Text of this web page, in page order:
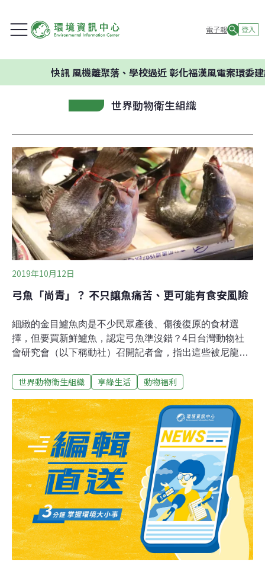
電子報 登入
風機離聚落、學校過近 彰化福漢風電案環委建議不應開
世界動物衛生組織
2019年10月12日
弓魚「尚青」？ 不只讓魚痛苦、更可能有食安風險
細緻的金目鱸魚肉是不少民眾產後、傷後復原的食材選
擇，但要買新鮮鱸魚，認定弓魚準沒錯？4日台灣動物社
會研究會（以下稱動社）召開記者會，指出這些被尼龍繩
食安的風險，因此呼籲消費者改變觀念勿買弓魚，也要求
及動物福利的規範。漁業署回應，近期就會邀請相關團體
開會討論，逐步淘汰不符合觀感的水產處理方式。一條尼
龍繩穿過魚唇部將金目鱸魚向後拉至尾部，繞過尾鰭綁
起，俗稱「弓魚」的展售方式在不少傳統市場很常見，根
據動社調查，這種被綁起的鱸魚，因為被強迫打開鰓蓋呼
吸，雖然可延長金目鱸魚的存活期，但在不符合魚體的彎
曲形態下，魚肉的品質卻可能受到魚體內乳酸堆積，而不
一定好，只是讓魚感受不必要的痛苦。國立台灣海洋大學
水產養殖學系副教授黃之暘說，因為金目鱸魚活動力大，
離水後魚體跳動，很快就死了，因此就有人會用尼龍繩弓
魚，
世界動物衛生組織 享綠生活 動物福利